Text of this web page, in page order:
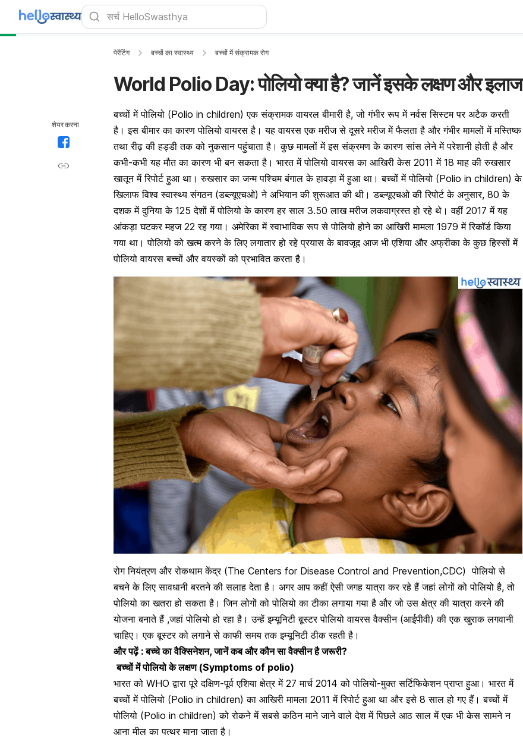
शेयर करना
पेरेंटिंग बच्चों का स्वास्थ्य बच्चों में संक्रामक रोग
World Polio Day: पोलियो क्या है? जानें इसके लक्षण और इलाज
बच्चों में पोलियो (Polio in children) एक संक्रामक वायरल बीमारी है, जो गंभीर रूप में नर्वस सिस्टम पर अटैक करती
है। इस बीमार का कारण पोलियो वायरस है। यह वायरस एक मरीज से दूसरे मरीज में फैलता है और गंभीर मामलों में मस्तिष्क
तथा रीढ़ की हड्डी तक को नुकसान पहुंचाता है। कुछ मामलों में इस संक्रमण के कारण सांस लेने में परेशानी होती है और
कभी-कभी यह मौत का कारण भी बन सकता है। भारत में पोलियो वायरस का आखिरी केस 2011 में 18 माह की रुखसार
खातून में रिपोर्ट हुआ था। रुखसार का जन्म पश्चिम बंगाल के हावड़ा में हुआ था। बच्चों में पोलियो (Polio in children) के
खिलाफ विश्व स्वास्थ्य संगठन (डब्ल्यूएचओ) ने अभियान की शुरूआत की थी। डब्ल्यूएचओ की रिपोर्ट के अनुसार, 80 के
दशक में दुनिया के 125 देशों में पोलियो के कारण हर साल 3.50 लाख मरीज लकवाग्रस्त हो रहे थे। वहीं 2017 में यह
आंकड़ा घटकर महज 22 रह गया। अमेरिका में स्वाभाविक रूप से पोलियो होने का आखिरी मामला 1979 में रिकॉर्ड किया
गया था। पोलियो को खत्म करने के लिए लगातार हो रहे प्रयास के बावजूद आज भी एशिया और अफ्रीका के कुछ हिस्सों में
पोलियो वायरस बच्चों और वयस्कों को प्रभावित करता है।
रोग नियंत्रण और रोकथाम केंद्र (The Centers for Disease Control and Prevention,CDC) पोलियो से
बचने के लिए सावधानी बरतने की सलाह देता है। अगर आप कहीं ऐसी जगह यात्रा कर रहे हैं जहां लोगों को पोलियो है, तो
पोलियो का खतरा हो सकता है।जिन लोगों कोपोलियो का टीका लगाया गया है और जो उस क्षेत्र की यात्रा करने की
योजना बनाते हैं ,जहां पोलियो हो रहा है। उन्हेंइम्यूनिटी बूस्टर पोलियो वायरसवैक्सीन (आईपीवी) की एक खुराक लगवानी
चाहिए। एक बूस्टर को लगाने से काफी समय तक इम्यूनिटी ठीक रहती है।
और पढ़ें :बच्चे का वैक्सिनेशन, जानें कब और कौन सा वैक्सीन है जरूरी?
बच्चों में पोलियो के लक्षण (Symptoms of polio)
भारत को WHO द्वारा पूरे दक्षिण-पूर्व एशिया क्षेत्र में 27 मार्च 2014 को पोलियो-मुक्त सर्टिफिकेशन प्राप्त हुआ। भारत में
बच्चों में पोलियो (Polio in children) का आखिरी मामला 2011 में रिपोर्ट हुआ था और इसे 8 साल हो गए हैं। बच्चों में
पोलियो (Polio in children) को रोकने में सबसे कठिन माने जाने वाले देश में पिछले आठ साल में एक भी केस सामने न
आना मील का पत्थर माना जाता है।